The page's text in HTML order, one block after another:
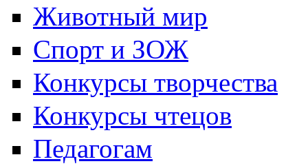
Животный мир
Спорт и ЗОЖ
Конкурсы творчества
Конкурсы чтецов
Педагогам